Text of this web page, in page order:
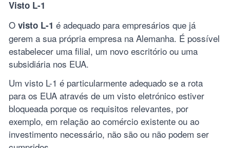
Visto L-1
O visto L-1 é adequado para empresários que já
gerem a sua própria empresa na Alemanha. É possível
estabelecer uma filial, um novo escritório ou uma
subsidiária nos EUA.
Um visto L-1 é particularmente adequado se a rota
para os EUA através de um visto eletrónico estiver
bloqueada porque os requisitos relevantes, por
exemplo, em relação ao comércio existente ou ao
investimento necessário, não são ou não podem ser